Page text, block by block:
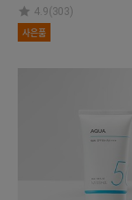
4.9(303)
사은품